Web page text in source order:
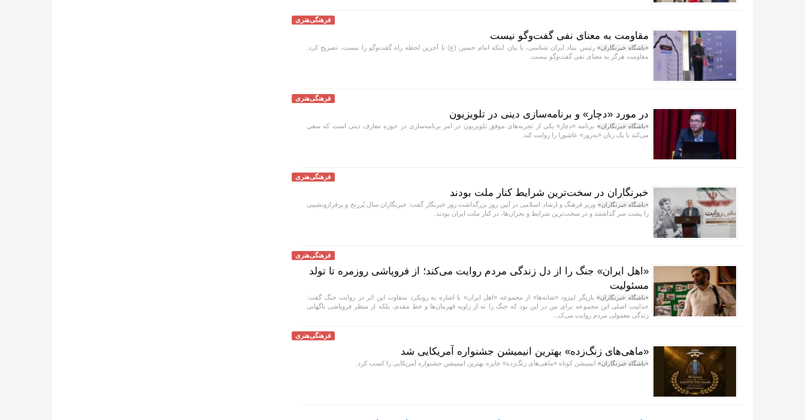
فرهنگی‌هنری
مقاومت به معنای نفی گفت‌و‌گو نیست
«باشگاه خبرنگاران» رئیس بنیاد ایران شناسی، با بیان اینکه امام حسین (ع) تا آخرین لحظه راه گفت‌و‌گو را نبست، تصریح کرد:
مقاومت هرگز به معنای نفی گفت‌و‌گو نیست.
فرهنگی‌هنری
در مورد «دچار» و برنامه‌سازی دینی در تلویزیون
«باشگاه خبرنگاران» برنامه «دچار» یکی از تجربه‌های موفق تلویزیون در امر برنامه‌سازی در حوزه معارف دینی است که سعی
می‌کند با یک زبان «به‌روز» عاشورا را روایت کند.
فرهنگی‌هنری
خبرنگاران در سخت‌ترین شرایط کنار ملت بودند
«باشگاه خبرنگاران» وزیر فرهنگ و ارشاد اسلامی در آیین روز بزرگداشت روز خبرنگار گفت: خبرنگاران سال پُررنج و پرفرازونشیبی
را پشت سر گذاشتند و در سخت‌ترین شرایط و بحران‌ها، در کنار ملت ایران بودند.
فرهنگی‌هنری
«اهل ایران» جنگ را از دل زندگی مردم روایت می‌کند؛ از فروپاشی روزمره تا تولد
مسئولیت
«باشگاه خبرنگاران»بازیگر اپیزود «شانه‌ها» از مجموعه «اهل ایران» با اشاره به رویکرد متفاوت این اثر در روایت جنگ گفت:
جذابیت اصلی این مجموعه برای من در این بود که جنگ را نه از زاویه قهرمان‌ها و خط مقدم، بلکه از منظر فروپاشی ناگهانی
زندگی معمولی مردم روایت می‌ک...
فرهنگی‌هنری
«ماهی‌های زنگ‌زده» بهترین انیمیشن جشنواره آمریکایی شد
«باشگاه خبرنگاران» انیمیشن کوتاه «ماهی‌های زنگ‌زده» جایزه بهترین انیمیشن جشنواره آمریکایی را کسب کرد.